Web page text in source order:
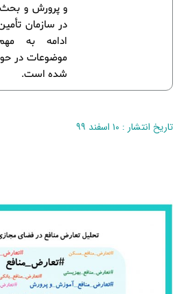
و پرورش و
در سازمان
ادامه به
موضوعات در
شده است.
تاریخ انتشار : ۱۰ اسفند ۹۹